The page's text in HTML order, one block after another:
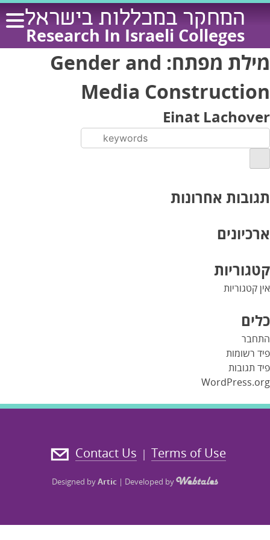
Skip
content
המחקר במכללות בישראל
Research In Israeli Colleges
מילת מפתח: Gender and
Media Construction
Einat Lachover
תגובות אחרונות
ארכיונים
קטגוריות
אין קטגוריות
כלים
התחבר
פיד רשומות
פיד תגובות
WordPress.org
Terms of Use
|
Contact Us
Designed byArtic | Developed by